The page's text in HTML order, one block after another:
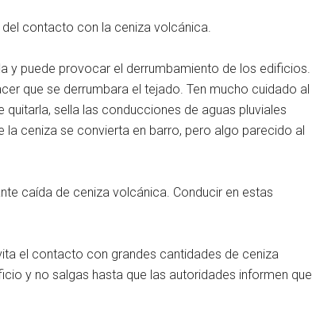
contacto con la ceniza volcánica.
y puede provocar el derrumbamiento de los edificios.
que se derrumbara el tejado. Ten mucho cuidado al
sella las conducciones de aguas pluviales
la ceniza se convierta en barro, pero algo parecido al
caída de ceniza volcánica. Conducir en estas
el contacto con grandes cantidades de ceniza
y no salgas hasta que las autoridades informen que